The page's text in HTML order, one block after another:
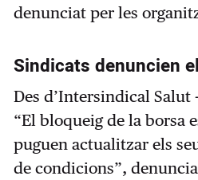
denunciat per les
Sindicats denuncien
Des d’Intersindical
“El bloqueig de la borsa
puguen actualitzar els
de condicions”,